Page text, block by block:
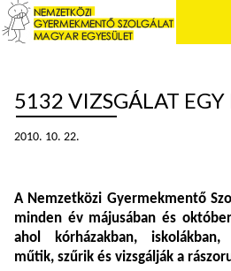
5132 VIZSGÁLAT
2010. 10. 22.
A Nemzetközi Gyermekmentő
minden év májusában és
ahol kórházakban, iskolákban,
műtik, szűrik és vizsgálják a